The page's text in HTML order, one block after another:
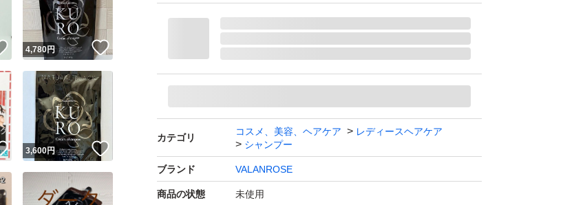
カテゴリ
コスメ、美容、ヘアケア
レディースヘアケア
シャンプー
ブランド VALANROSE
商品の状態 未使用
いいね！
4,780円 いいね！
いいね！
3,600円